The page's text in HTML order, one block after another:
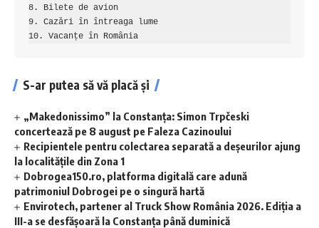
8. Bilete de avion
9. Cazări în întreaga lume
10. Vacanțe în România
S-ar putea să vă placă și
„Makedonissimo” la Constanța: Simon Trpčeski
concertează pe 8 august pe Faleza Cazinoului
Recipientele pentru colectarea separată a deșeurilor ajung
la localitățile din Zona 1
Dobrogea150.ro, platforma digitală care adună
patrimoniul Dobrogei pe o singură hartă
Envirotech, partener al Truck Show România 2026. Ediția a
III-a se desfășoară la Constanța până duminică